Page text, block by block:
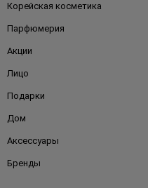
Корейская косметика
Парфюмерия
Акции
Лицо
Подарки
Дом
Аксессуары
Бренды